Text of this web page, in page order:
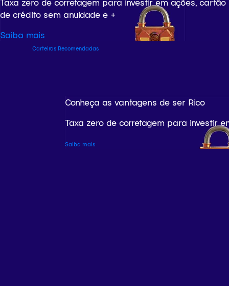
de crédito sem anuidade e +
Saiba mais
Carteiras Recomendadas
Conheça as vantagens de ser Rico
Taxa zero de corretagem para investir
Saiba mais